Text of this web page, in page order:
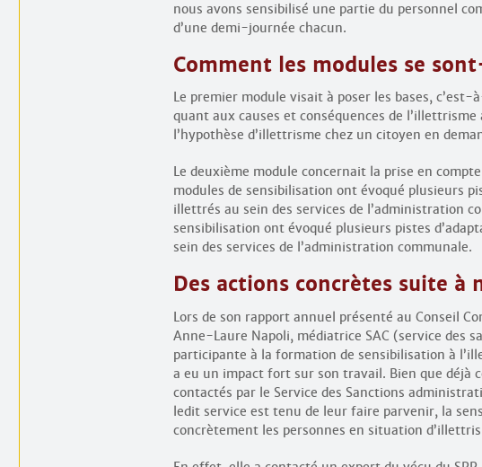
nous avons sensibilisé une partie du personnel
d’une demi-journée chacun.
Comment les modules se
Le premier module visait à poser les bases,
quant aux causes et conséquences de
l’hypothèse d’illettrisme chez un citoyen en
Le deuxième module concernait la prise en
modules de sensibilisation ont évoqué plusieurs
illettrés au sein des services de l’administration
sensibilisation ont évoqué plusieurs pistes
sein des services de l’administration communale.
Des actions concrètes suite à
Lors de son rapport annuel présenté au Conseil
Anne-Laure Napoli, médiatrice SAC (service des
participante à la formation de sensibilisation à
a eu un impact fort sur son travail. Bien que déjà
contactés par le Service des Sanctions
ledit service est tenu de leur faire parvenir, la
concrètement les personnes en situation